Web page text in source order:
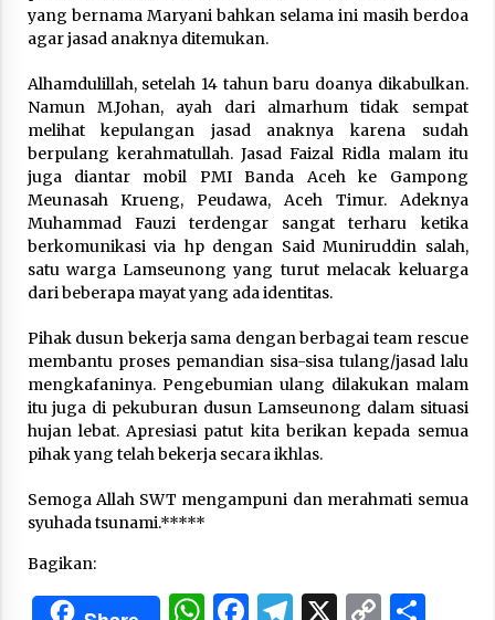
yang bernama Maryani bahkan selama ini masih berdoa
agar jasad anaknya ditemukan.
Alhamdulillah, setelah 14 tahun baru doanya dikabulkan.
Namun M.Johan, ayah dari almarhum tidak sempat
melihat kepulangan jasad anaknya karena sudah
berpulang kerahmatullah. Jasad Faizal Ridla malam itu
juga diantar mobil PMI Banda Aceh ke Gampong
Meunasah Krueng, Peudawa, Aceh Timur. Adeknya
Muhammad Fauzi terdengar sangat terharu ketika
berkomunikasi via hp dengan Said Muniruddin salah,
satu warga Lamseunong yang turut melacak keluarga
dari beberapa mayat yang ada identitas.
Pihak dusun bekerja sama dengan berbagai team rescue
membantu proses pemandian sisa-sisa tulang/jasad lalu
mengkafaninya. Pengebumian ulang dilakukan malam
itu juga di pekuburan dusun Lamseunong dalam situasi
hujan lebat. Apresiasi patut kita berikan kepada semua
pihak yang telah bekerja secara ikhlas.
Semoga Allah SWT mengampuni dan merahmati semua
syuhada tsunami.*****
Bagikan:
WhatsApp
Facebook
Telegram
X Copy